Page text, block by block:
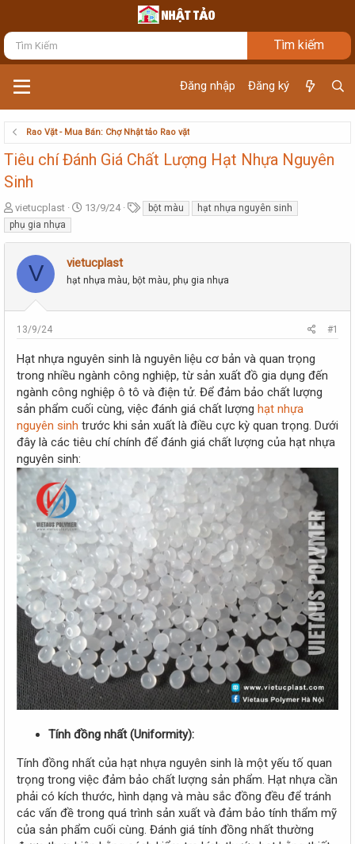
Đăng nhập Đăng ký
Rao Vặt - Mua Bán: Chợ Nhật tảo Rao vặt
Tiêu chí Đánh Giá Chất Lượng Hạt Nhựa Nguyên
Sinh
T
h
r
a
d
e
vietucplast
N
g
ử
13/9/24
a
bột màu
hạt nhựa nguyên sinh
phụ gia nhựa
V vietucplast
hạt nhựa màu, bột màu, phụ gia nhựa
13/9/24 #1
Hạt nhựa nguyên sinh là nguyên liệu cơ bản và quan trọng
trong nhiều ngành công nghiệp, từ sản xuất đồ gia dụng đến
ngành công nghiệp ô tô và điện tử. Để đảm bảo chất lượng
sản phẩm cuối cùng, việc đánh giá chất lượng hạt nhựa
nguyên sinh trước khi sản xuất là điều cực kỳ quan trọng. Dưới
đây là các tiêu chí chính để đánh giá chất lượng của hạt nhựa
nguyên sinh:
Tính đồng nhất (Uniformity):
Tính đồng nhất của hạt nhựa nguyên sinh là một yếu tố quan
trọng trong việc đảm bảo chất lượng sản phẩm. Hạt nhựa cần
phải có kích thước, hình dạng và màu sắc đồng đều để tránh
các vấn đề trong quá trình sản xuất và đảm bảo tính thẩm mỹ
của sản phẩm cuối cùng. Đánh giá tính đồng nhất thường